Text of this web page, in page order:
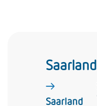
Saarland
Saarland